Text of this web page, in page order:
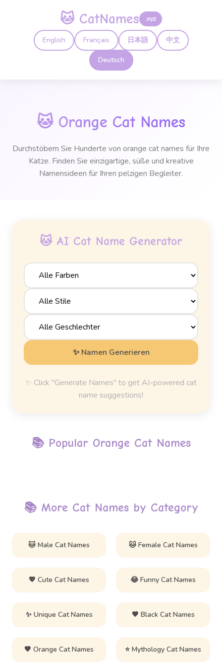
🐱 CatNames .xyz
English Français 日本語 中文
Deutsch
🐱 Orange Cat Names
Durchstöbern Sie Hunderte von orange cat names für Ihre
Katze. Finden Sie einzigartige, süße und kreative
Namensideen für Ihren pelzigen Begleiter.
🐱 AI Cat Name Generator
✨ Namen Generieren
✨ Click "Generate Names" to get AI-powered cat
name suggestions!
📚 Popular Orange Cat Names
📚 More Cat Names by Category
🐱 Male Cat Names 🐱 Female Cat Names
💖 Cute Cat Names 😂 Funny Cat Names
✨ Unique Cat Names 🖤 Black Cat Names
🧡 Orange Cat Names ⭐ Mythology Cat Names